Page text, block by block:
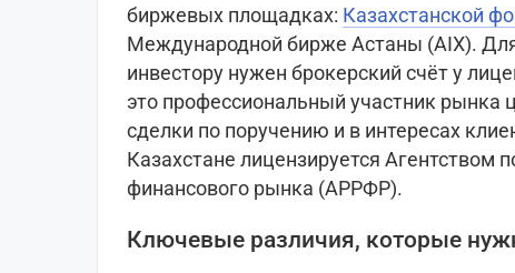
биржевых площадках: Казахстанской
Международной бирже Астаны (AIX).
инвестору нужен брокерский счёт у
это профессиональный участник
сделки по поручению и в интересах
Казахстане лицензируется Агентством
финансового рынка (АРРФР).
Ключевые различия, которые